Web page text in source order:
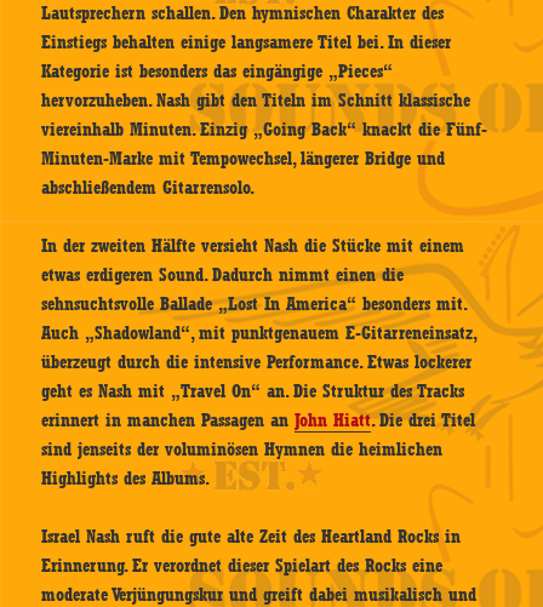
Lautsprechern schallen. Den hymnischen Charakter des
Einstiegs behalten einige langsamere Titel bei. In dieser
Kategorie ist besonders das eingängige „Pieces“
hervorzuheben. Nash gibt den Titeln im Schnitt klassische
viereinhalb Minuten. Einzig „Going Back“ knackt die Fünf-
Minuten-Marke mit Tempowechsel, längerer Bridge und
abschließendem Gitarrensolo.
In der zweiten Hälfte versieht Nash die Stücke mit einem
etwas erdigeren Sound. Dadurch nimmt einen die
sehnsuchtsvolle Ballade „Lost In America“ besonders mit.
Auch „Shadowland“, mit punktgenauem E-Gitarreneinsatz,
überzeugt durch die intensive Performance. Etwas lockerer
geht es Nash mit „Travel On“ an. Die Struktur des Tracks
erinnert in manchen Passagen anJohn Hiatt. Die drei Titel
sind jenseits der voluminösen Hymnen die heimlichen
Highlights des Albums.
Israel Nash ruft die gute alte Zeit des Heartland Rocks in
Erinnerung. Er verordnet dieser Spielart des Rocks eine
moderate Verjüngungskur und greift dabei musikalisch und